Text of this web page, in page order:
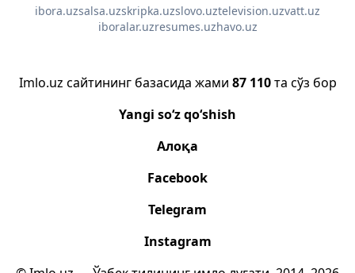
ibora.uzsalsa.uzskripka.uzslovo.uztelevision.uzvatt.uz
iboralar.uzresumes.uzhavo.uz
Imlo.uz сайтининг базасида жами 87 110та сўз бор
Yangi so‘z qo‘shish
Алоқа
Facebook
Telegram
Instagram